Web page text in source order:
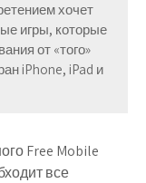
хочет
игры, которые
от «того»
iPhone, iPad и
Free Mobile
все